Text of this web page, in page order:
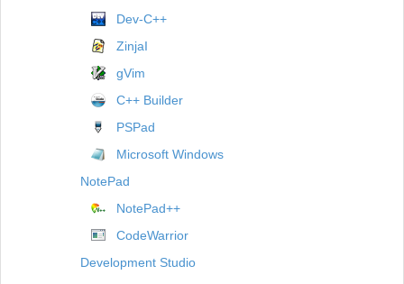
Dev-C++
ZinjaI
gVim
C++ Builder
PSPad
Microsoft Windows
NotePad
NotePad++
CodeWarrior
Development Studio